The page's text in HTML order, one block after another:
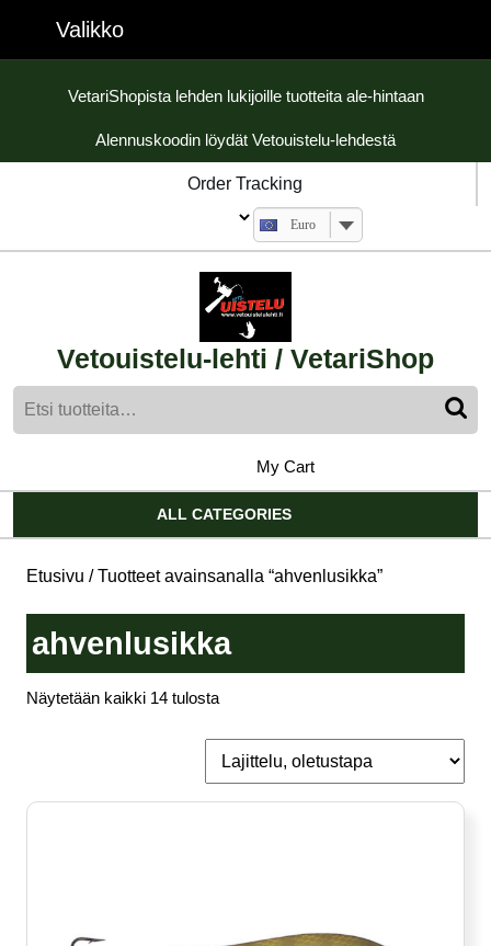
content
ValikkoValikko
VetariShopista lehden lukijoille tuotteita ale-hintaan
Alennuskoodin löydät Vetouistelu-lehdestä
Order Tracking
Euro
Vetouistelu-lehti / VetariShop
Account
My Cartshopping
cart
ALL CATEGORIES
Etusivu / Tuotteet avainsanalla “ahvenlusikka”
ahvenlusikka
Näytetään kaikki 14 tulosta